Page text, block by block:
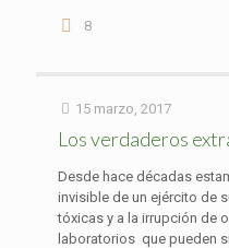
8
15 marzo, 2017
Los verdaderos
Desde hace décadas
invisible de un ejército de
tóxicas y a la irrupción de
laboratorios que pueden